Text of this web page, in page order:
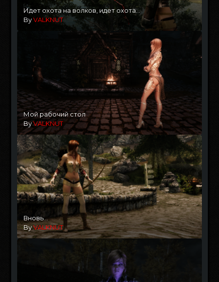
Идет охота на волков, идет охота...
ByVALKNUT
Мой рабочий стол
ByVALKNUT
Вновь...
ByVALKNUT